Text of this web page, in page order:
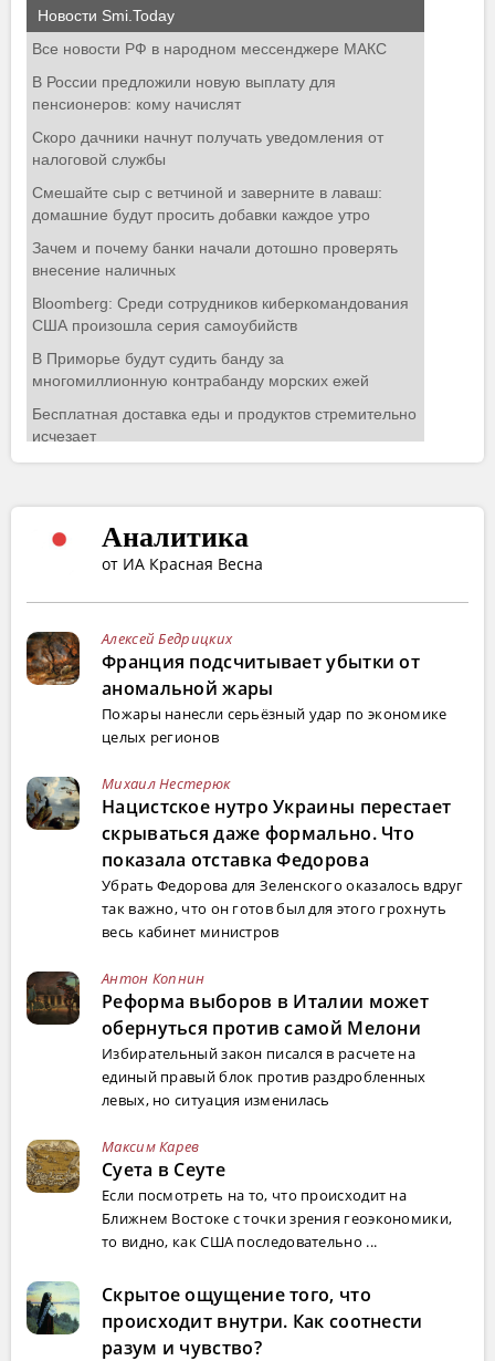
Аналитика
от ИА Красная Весна
Алексей Бедрицких
Франция подсчитывает убытки от
аномальной жары
Пожары нанесли серьёзный удар по экономике
целых регионов
Михаил Нестерюк
Нацистское нутро Украины перестает
скрываться даже формально. Что
показала отставка Федорова
Убрать Федорова для Зеленского оказалось вдруг
так важно, что он готов был для этого грохнуть
весь кабинет министров
Антон Копнин
Реформа выборов в Италии может
обернуться против самой Мелони
Избирательный закон писался в расчете на
единый правый блок против раздробленных
левых, но ситуация изменилась
Максим Карев
Суета в Сеуте
Если посмотреть на то, что происходит на
Ближнем Востоке с точки зрения геоэкономики,
то видно, как США последовательно ...
Скрытое ощущение того, что
происходит внутри. Как соотнести
разум и чувство?